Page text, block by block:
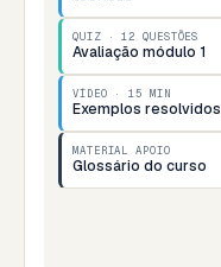
QUIZ · 12 QUESTÕES
Avaliação módulo 1
VÍDEO · 15 MIN
Exemplos resolvidos
MATERIAL APOIO
Glossário do curso